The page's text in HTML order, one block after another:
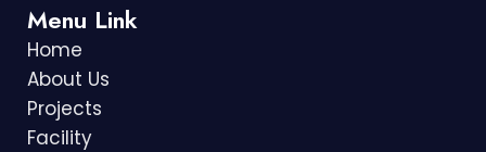
Menu Link
Home
About Us
Projects
Facility